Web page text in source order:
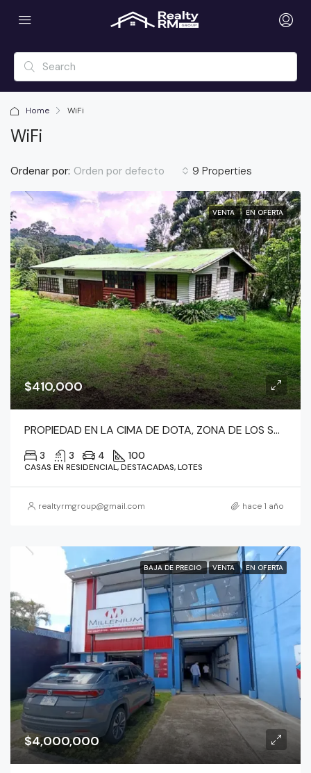
Home WiFi
WiFi
9 Properties
Ordenar por: Orden por defecto
VENTA EN OFERTA
$410,000
PROPIEDAD EN LA CIMA DE DOTA, ZONA DE LOS SANTOS
3 3 4 100
CASAS EN RESIDENCIAL, DESTACADAS, LOTES
realtyrmgroup@gmail.com hace 1 año
BAJA DE PRECIO VENTA EN OFERTA
$4,000,000